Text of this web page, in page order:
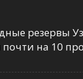
резервы
на 10